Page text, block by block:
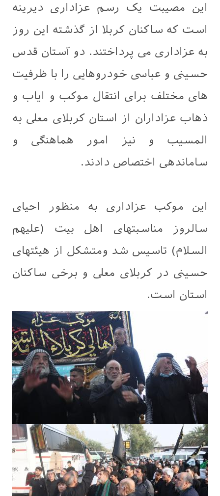
این مصیبت یک رسم عزاداری دیرینه
است که ساکنان کربلا از گذشته این روز
به عزاداری می پرداختند. دو آستان قدس
حسینی و عباسی خودروهایی را با ظرفیت
های مختلف برای انتقال موکب و ایاب و
ذهاب عزاداران از استان کربلای معلی به
المسیب و نیز امور هماهنگی و
ساماندهی اختصاص دادند.
این موکب عزاداری به منظور احیای
سالروز مناسبتهای اهل بیت (عليهم
السلام) تاسیس شد ومتشکل از هیئتهای
حسینی در کربلای معلی و برخی ساکنان
استان است.